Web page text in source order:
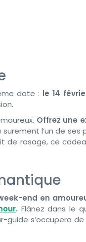
date : le 14
Offrez une
l’un de ses
rasage, ce
end en
. Flânez dans le
s’occupera